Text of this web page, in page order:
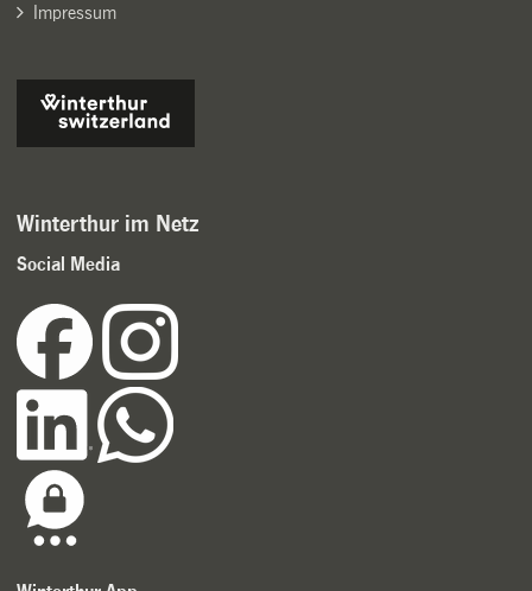
Impressum
Winterthur im Netz
Social Media